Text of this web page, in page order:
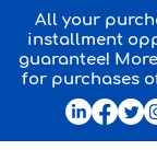
All your
installment
guarantee!
for purchases